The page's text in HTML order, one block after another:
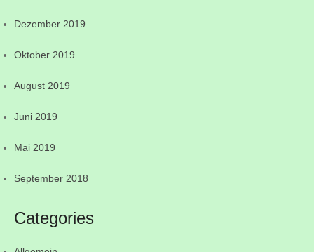
Dezember 2019
Oktober 2019
August 2019
Juni 2019
Mai 2019
September 2018
Categories